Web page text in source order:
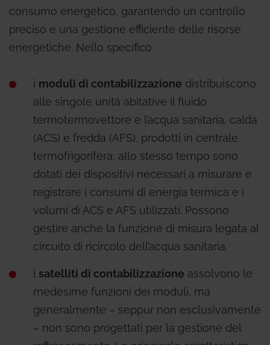
consumo energetico, garantendo un controllo
preciso e una gestione efficiente delle risorse
energetiche. Nello specifico:
i moduli di contabilizzazione distribuiscono
alle singole unità abitative il fluido
termotermovettore e l’acqua sanitaria, calda
(ACS) e fredda (AFS), prodotti in centrale
termofrigorifera; allo stesso tempo sono
dotati dei dispositivi necessari a misurare e
registrare i consumi di energia termica e i
volumi di ACS e AFS utilizzati. Possono
gestire anche la funzione di misura legata al
circuito di ricircolo dell’acqua sanitaria.
i satelliti di contabilizzazione assolvono le
medesime funzioni dei moduli, ma
generalmente – seppur non esclusivamente
– non sono progettati per la gestione del